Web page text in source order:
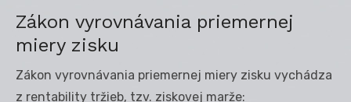
Zákon vyrovnávania priemernej
miery zisku
Zákon vyrovnávania priemernej miery zisku vychádza
z rentability tržieb, tzv. ziskovej marže: